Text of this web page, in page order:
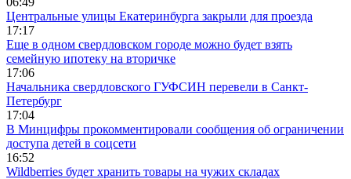
Центральные улицы Екатеринбурга закрыли для проезда
17:17
Еще в одном свердловском городе можно будет взять
семейную ипотеку на вторичке
17:06
Начальника свердловского ГУФСИН перевели в Санкт-
Петербург
17:04
В Минцифры прокомментировали сообщения об ограничении
доступа детей в соцсети
16:52
Wildberries будет хранить товары на чужих складах